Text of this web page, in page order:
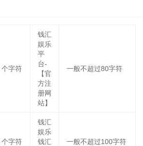
个字符
钱汇
娱乐
平
台-
【官
方注
册网
站】
一般不超过80字符
个字符
钱汇
娱乐
钱汇
一般不超过100字符